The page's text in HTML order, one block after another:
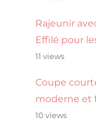
Rajeunir
Effilé pour
11 views
Coupe
moderne et
10 views